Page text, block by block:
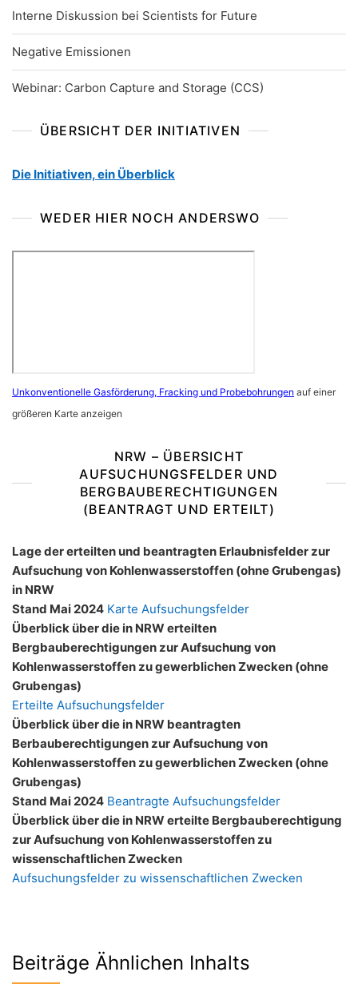
Interne Diskussion bei Scientists for Future
Negative Emissionen
Webinar: Carbon Capture and Storage (CCS)
ÜBERSICHT DER INITIATIVEN
Die Initiativen, ein Überblick
WEDER HIER NOCH ANDERSWO
Unkonventionelle Gasförderung, Fracking und Probebohrungen auf einer
größeren Karte anzeigen
NRW – ÜBERSICHT
AUFSUCHUNGSFELDER UND
BERGBAUBERECHTIGUNGEN
(BEANTRAGT UND ERTEILT)
Lage der erteilten und beantragten Erlaubnisfelder zur
Aufsuchung von Kohlenwasserstoffen (ohne Grubengas)
in NRW
Stand Mai 2024 Karte Aufsuchungsfelder
Überblick über die in NRW erteilten
Bergbauberechtigungen zur Aufsuchung von
Kohlenwasserstoffen zu gewerblichen Zwecken (ohne
Grubengas)
Erteilte Aufsuchungsfelder
Überblick über die in NRW beantragten
Berbauberechtigungen zur Aufsuchung von
Kohlenwasserstoffen zu gewerblichen Zwecken (ohne
Grubengas)
Stand Mai 2024 Beantragte Aufsuchungsfelder
Überblick über die in NRW erteilte Bergbauberechtigung
zur Aufsuchung von Kohlenwasserstoffen zu
wissenschaftlichen Zwecken
Aufsuchungsfelder zu wissenschaftlichen Zwecken
Beiträge Ähnlichen Inhalts